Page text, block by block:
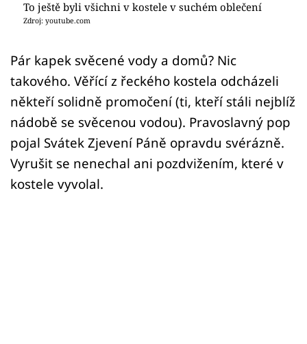
To ještě byli všichni v kostele v suchém oblečení
Zdroj: youtube.com
Pár kapek svěcené vody a domů? Nic
takového. Věřící z řeckého kostela odcházeli
někteří solidně promočení (ti, kteří stáli nejblíž
nádobě se svěcenou vodou). Pravoslavný pop
pojal Svátek Zjevení Páně opravdu svérázně.
Vyrušit se nenechal ani pozdvižením, které v
kostele vyvolal.